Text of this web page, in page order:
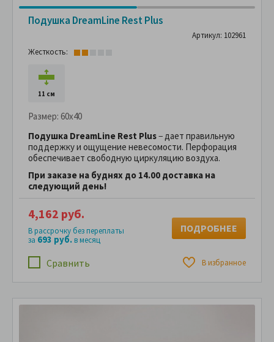
Подушка DreamLine Rest Plus
Артикул: 102961
Жесткость:
11 см
Размер: 60x40
Подушка DreamLine Rest Plus− дает правильную
поддержку и ощущение невесомости. Перфорация
обеспечивает свободную циркуляцию воздуха.
При заказе на буднях до 14.00 доставка на
следующий день!
Сравнить В избранное
4,162 руб.
В рассрочку без переплаты
за 693 руб.в месяц
ПОДРОБНЕЕ